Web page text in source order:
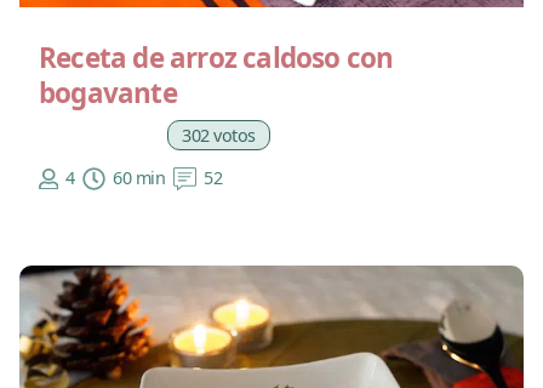
Receta de arroz caldoso con
bogavante
302 votos
4
60 min 52